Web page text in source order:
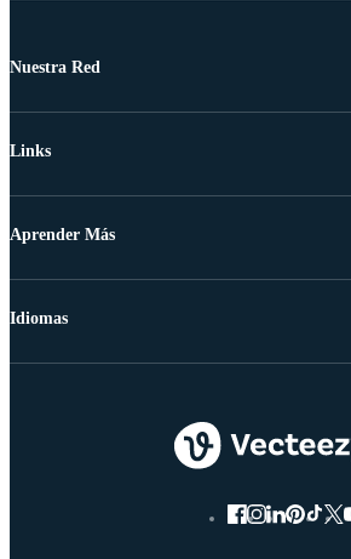
Nuestra Red
Links
Aprender Más
Idiomas